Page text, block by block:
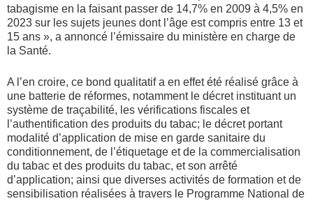
tabagisme en la faisant passer de 14,7% en 2009 à 4,5% en
2023 sur les sujets jeunes dont l’âge est compris entre 13 et
15 ans », a annoncé l’émissaire du ministère en charge de
la Santé.
A l’en croire, ce bond qualitatif a en effet été réalisé grâce à
une batterie de réformes, notamment le décret instituant un
système de traçabilité, les vérifications fiscales et
l’authentification des produits du tabac; le décret portant
modalité d’application de mise en garde sanitaire du
conditionnement, de l’étiquetage et de la commercialisation
du tabac et des produits du tabac, et son arrêté
d’application; ainsi que diverses activités de formation et de
sensibilisation réalisées à travers le Programme National de